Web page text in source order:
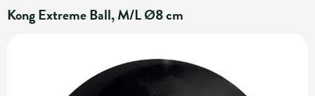
Kong Extreme Ball, M/L Ø8 cm